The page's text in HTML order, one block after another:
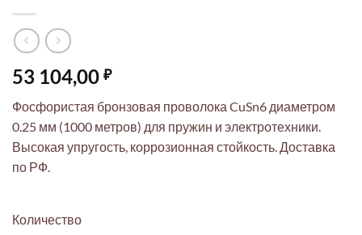
53 104,00 ₽
Фосфористая бронзовая проволока CuSn6 диаметром
0.25 мм (1000 метров) для пружин и электротехники.
Высокая упругость, коррозионная стойкость. Доставка
по РФ.
Количество